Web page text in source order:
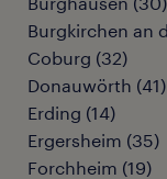
Burgkirchen an
Coburg (32)
Donauwörth (41)
Erding (14)
Ergersheim (35)
Forchheim (19)